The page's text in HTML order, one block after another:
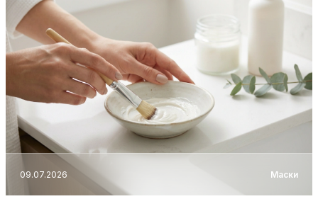
09.07.2026 Маски